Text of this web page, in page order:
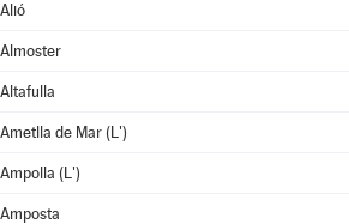
Alió
Almoster
Altafulla
Ametlla de Mar (L')
Ampolla (L')
Amposta